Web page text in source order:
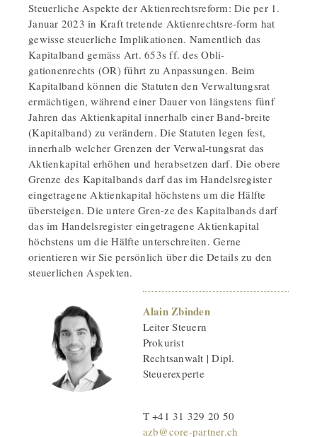
Steuerliche Aspekte der Aktienrechtsreform: Die per 1.
Januar 2023 in Kraft tretende Aktienrechtsre-form hat
gewisse steuerliche Implikationen. Namentlich das
Kapitalband gemäss Art. 653s ff. des Obli-
gationenrechts (OR) führt zu Anpassungen. Beim
Kapitalband können die Statuten den Verwaltungsrat
ermächtigen, während einer Dauer von längstens fünf
Jahren das Aktienkapital innerhalb einer Band-breite
(Kapitalband) zu verändern. Die Statuten legen fest,
innerhalb welcher Grenzen der Verwal-tungsrat das
Aktienkapital erhöhen und herabsetzen darf. Die obere
Grenze des Kapitalbands darf das im Handelsregister
eingetragene Aktienkapital höchstens um die Hälfte
übersteigen. Die untere Gren-ze des Kapitalbands darf
das im Handelsregister eingetragene Aktienkapital
höchstens um die Hälfte unterschreiten. Gerne
orientieren wir Sie persönlich über die Details zu den
steuerlichen Aspekten.
Alain Zbinden
Leiter Steuern
Prokurist
Rechtsanwalt | Dipl.
Steuerexperte
T +41 31 329 20 50
azb@core-partner.ch